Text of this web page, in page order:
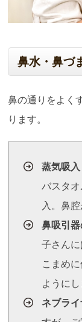
鼻水・鼻づ
鼻の通りをよく
ります。
蒸気吸入
バスタ
入。鼻
鼻吸引器
子さんに
こまめ
ようにし
ネブラ